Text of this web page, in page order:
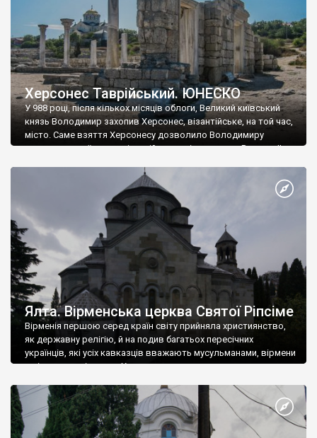
Херсонес Таврійський. ЮНЕСКО
У 988 році, після кількох місяців облоги, Великий київський
князь Володимир захопив Херсонес, візантійське, на той час,
місто. Саме взяття Херсонесу дозволило Володимиру
диктувати свої умови візантійському імператору Василю ІІ, та
Херсонесі Володимир-язичник, став Василем-християнином.
А потім було Хрещення Русі. На честь Херсонесу Таврійського
Ялта. Вірменська церква Святої Ріпсіме
Вірменія першою серед країн світу прийняла християнство,
як державну релігію, й на подив багатьох пересічних
українців, які усіх кавказців вважають мусульманами, вірмени
є відданими вірянами Христа